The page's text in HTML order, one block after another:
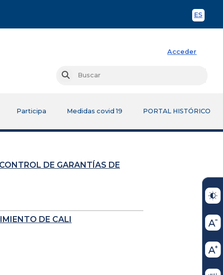
ES
Acceder
Buscar
Participa Medidas covid 19 PORTAL HISTÓRICO
DE GARANTÍAS DE
DE CALI